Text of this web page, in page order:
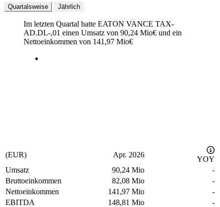
Quartalsweise Jährlich
Im letzten Quartal hatte EATON VANCE TAX-
AD.DL-,01 einen Umsatz von 90,24 Mio€ und ein
Nettoeinkommen von 141,97 Mio€
(EUR) Apr. 2026
YOY
Umsatz
90,24 Mio
-
Bruttoeinkommen
82,08 Mio
-
Nettoeinkommen
141,97 Mio
-
EBITDA
148,81 Mio -